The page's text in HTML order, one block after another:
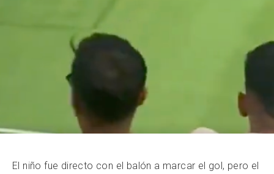
El niño fue directo con el balón a marcar el gol, pero el